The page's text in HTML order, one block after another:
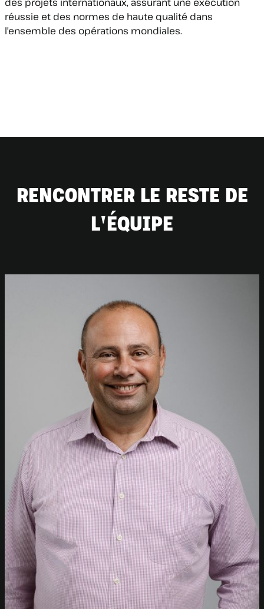
réussie et des normes de haute qualité dans
l'ensemble des opérations mondiales.
RENCONTRER LE RESTE DE
L'ÉQUIPE